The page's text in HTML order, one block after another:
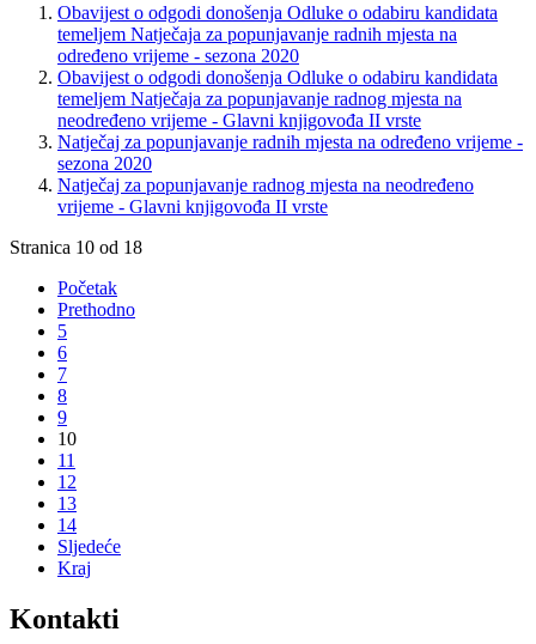
Obavijest o odgodi donošenja Odluke o odabiru kandidata
temeljem Natječaja za popunjavanje radnih mjesta na
određeno vrijeme - sezona 2020
Obavijest o odgodi donošenja Odluke o odabiru kandidata
temeljem Natječaja za popunjavanje radnog mjesta na
neodređeno vrijeme - Glavni knjigovođa II vrste
Natječaj za popunjavanje radnih mjesta na određeno vrijeme -
sezona 2020
Natječaj za popunjavanje radnog mjesta na neodređeno
vrijeme - Glavni knjigovođa II vrste
Stranica 10 od 18
Početak
Prethodno
5
6
7
8
9
10
11
12
13
14
Sljedeće
Kraj
Kontakti